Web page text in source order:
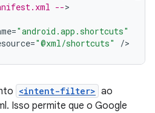
-->
="android.app.shortcuts"
="@xml/shortcuts" /
<intent-filter> ao
Isso permite que o Google